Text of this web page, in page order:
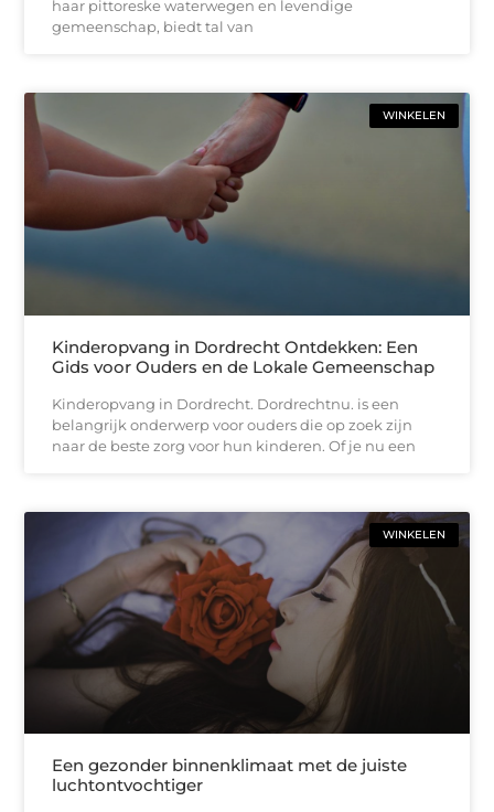
haar pittoreske waterwegen en levendige
gemeenschap, biedt tal van
WINKELEN
Kinderopvang in Dordrecht Ontdekken: Een
Gids voor Ouders en de Lokale Gemeenschap
Kinderopvang in Dordrecht. Dordrechtnu. is een
belangrijk onderwerp voor ouders die op zoek zijn
naar de beste zorg voor hun kinderen. Of je nu een
WINKELEN
Een gezonder binnenklimaat met de juiste
luchtontvochtiger